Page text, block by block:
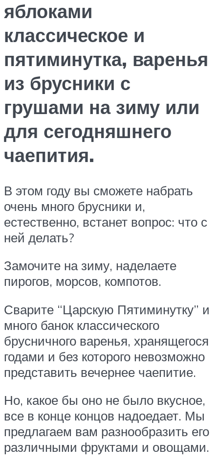
яблоками
классическое и
пятиминутка, варенья
из брусники с
грушами на зиму или
для сегодняшнего
чаепития.
В этом году вы сможете набрать
очень много брусники и,
естественно, встанет вопрос: что с
ней делать?
Замочите на зиму, наделаете
пирогов, морсов, компотов.
Сварите “Царскую Пятиминутку” и
много банок классического
брусничного варенья, хранящегося
годами и без которого невозможно
представить вечернее чаепитие.
Но, какое бы оно не было вкусное,
все в конце концов надоедает. Мы
предлагаем вам разнообразить его
различными фруктами и овощами.